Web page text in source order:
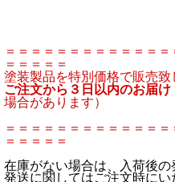
＝＝＝＝＝＝＝＝＝＝＝＝
＝＝＝＝＝
塗装製品を特別価格で販売致
ご注文から３日以内のお届け
場合があります）
＝＝＝＝＝＝＝＝＝＝＝＝
＝＝＝＝＝
在庫がない場合は、入荷後の
発送に関してはご注文時に